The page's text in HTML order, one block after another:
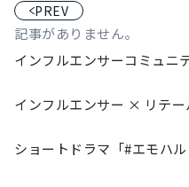
PREV
記事がありません。
インフルエンサーコミュニ
インフルエンサー × リテ
ショートドラマ「#エモハ